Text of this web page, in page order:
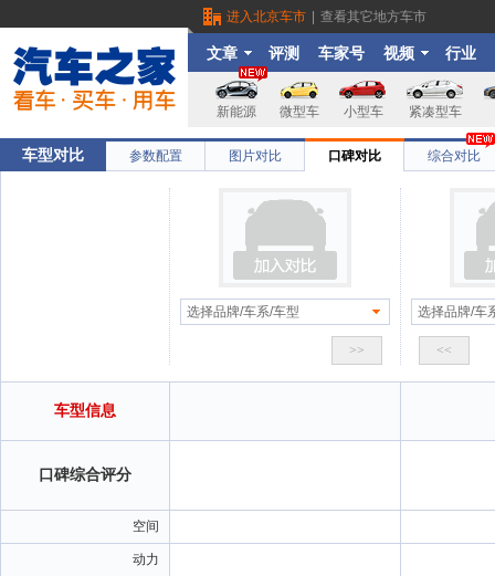
进入北京车市 查看其它地方车市
文章 评测 车家号 视频 行业
新能源 微型车 小型车 紧凑型车
车型对比 参数配置 图片对比 口碑对比 综合对比
选择品牌/车系/车型
>>
选择品牌/车
<<
车型信息
口碑综合评分
空间
动力